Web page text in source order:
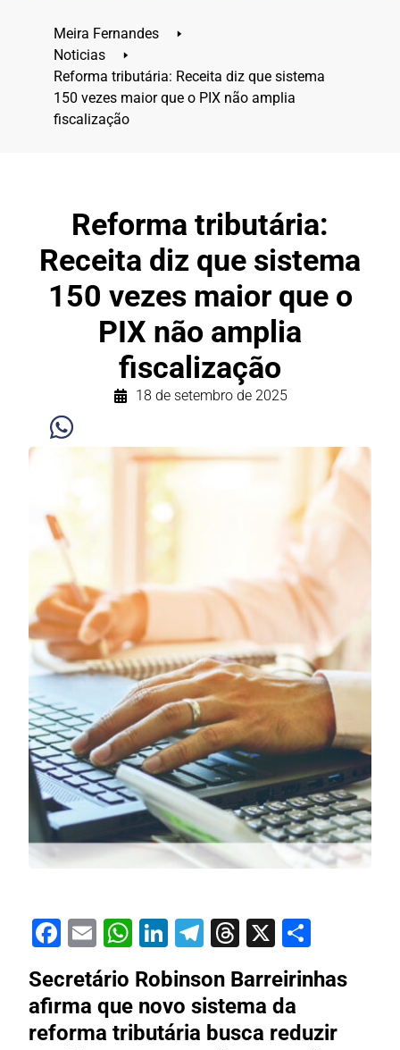
Meira Fernandes
🢒
Noticias
🢒
Reforma tributária: Receita diz que sistema
150 vezes maior que o PIX não amplia
fiscalização
Reforma tributária:
Receita diz que sistema
150 vezes maior que o
PIX não amplia
fiscalização
18 de setembro de 2025
Facebook
EmailWhatsApp
LinkedIn
Telegram
Threads
X
Secretário Robinson Barreirinhas
afirma que novo sistema da
reforma tributária busca reduzir